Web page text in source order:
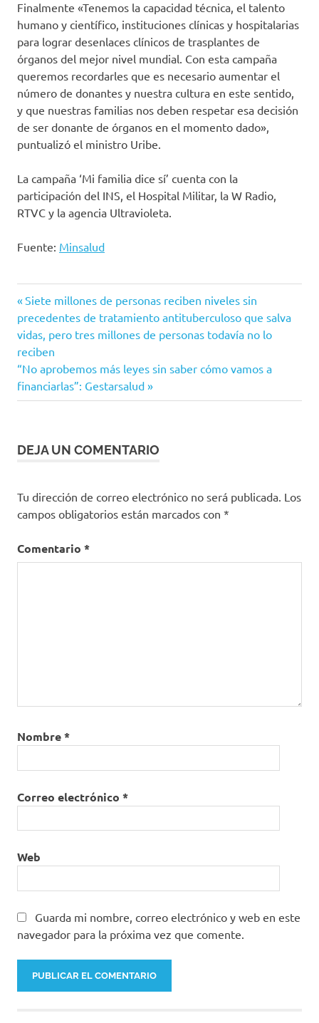
Finalmente «Tenemos la capacidad técnica, el talento
humano y científico, instituciones clínicas y hospitalarias
para lograr desenlaces clínicos de trasplantes de
órganos del mejor nivel mundial. Con esta campaña
queremos recordarles que es necesario aumentar el
número de donantes y nuestra cultura en este sentido,
y que nuestras familias nos deben respetar esa decisión
de ser donante de órganos en el momento dado»,
puntualizó el ministro Uribe.
La campaña ‘Mi familia dice sí’ cuenta con la
participación del INS, el Hospital Militar, la W Radio,
RTVC y la agencia Ultravioleta.
Fuente: Minsalud
Gestarsalud
Donación
organos
Gestarsalud
Navegación
de
entradas
Entrada
anterior:
Siete millones de personas reciben niveles sin
precedentes de tratamiento antituberculoso que salva
vidas, pero tres millones de personas todavía no lo
reciben
Siguiente
entrada:
“No aprobemos más leyes sin saber cómo vamos a
financiarlas”: Gestarsalud
DEJA UN COMENTARIO
Tu dirección de correo electrónico no será publicada. Los
campos obligatorios están marcados con *
Comentario *
Nombre*
Correo electrónico *
Web
Guarda mi nombre, correo electrónico y web en este
navegador para la próxima vez que comente.